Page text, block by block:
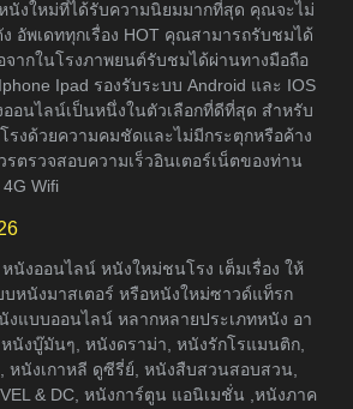
นังใหม่ที่ได้รับความนิยมมากที่สุด คุณจะไม่
อัพเดททุกเรื่อง HOT คุณสามารถรับชมได้
จากในโรงภาพยนต์รับชมได้ผ่านทางมือถือ
Ipad รองรับระบบ Android และ IOS
ออนไลน์เป็นหนึ่งในตัวเลือกที่ดีที่สุด สำหรับ
งด้วยความคมชัดและไม่มีกระตุกหรือค้าง
ตรวจสอบความเร็วอินเตอร์เน็ตของท่าน
Wifi
นังออนไลน์ หนังใหม่ชนโรง เต็มเรื่อง ให้
หนังมาสเตอร์ หรือหนังใหม่ซาวด์แท็รก
งแบบออนไลน์ หลากหลายประเภทหนัง อา
นังบู๊มันๆ, หนังดราม่า, หนังรักโรแมนติก,
นังเกาหลี ดูซีรี่ย์, หนังสืบสวนสอบสวน,
& DC, หนังการ์ตูน แอนิเมชั่น ,หนังภาค